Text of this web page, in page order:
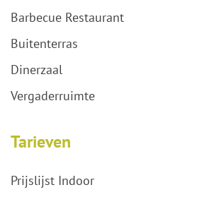
Barbecue Restaurant
Buitenterras
Dinerzaal
Vergaderruimte
Tarieven
Prijslijst Indoor